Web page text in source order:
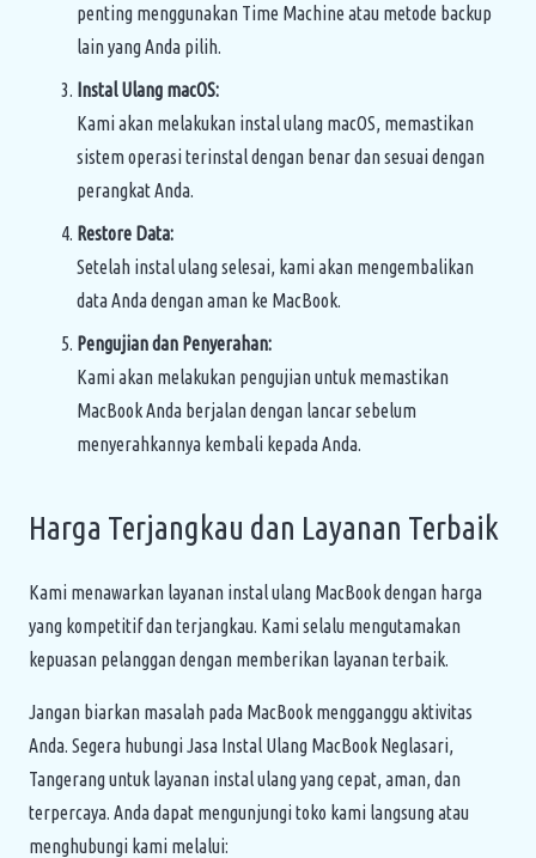
penting menggunakan Time Machine atau metode backup
lain yang Anda pilih.
Instal Ulang macOS:
Kami akan melakukan instal ulang macOS, memastikan
sistem operasi terinstal dengan benar dan sesuai dengan
perangkat Anda.
Restore Data:
Setelah instal ulang selesai, kami akan mengembalikan
data Anda dengan aman ke MacBook.
Pengujian dan Penyerahan:
Kami akan melakukan pengujian untuk memastikan
MacBook Anda berjalan dengan lancar sebelum
menyerahkannya kembali kepada Anda.
Harga Terjangkau dan Layanan Terbaik
Kami menawarkan layanan instal ulang MacBook dengan harga
yang kompetitif dan terjangkau. Kami selalu mengutamakan
kepuasan pelanggan dengan memberikan layanan terbaik.
Jangan biarkan masalah pada MacBook mengganggu aktivitas
Anda. Segera hubungi Jasa Instal Ulang MacBook Neglasari,
Tangerang untuk layanan instal ulang yang cepat, aman, dan
terpercaya. Anda dapat mengunjungi toko kami langsung atau
menghubungi kami melalui: